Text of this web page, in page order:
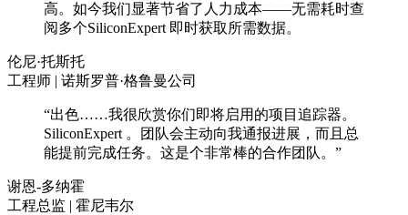
高。如今我们显著节省了人力成本——无需耗时查
阅多个SiliconExpert 即时获取所需数据。
伦尼·托斯托
工程师 | 诺斯罗普·格鲁曼公司
“出色……我很欣赏你们即将启用的项目追踪器。
SiliconExpert 。团队会主动向我通报进展，而且总
能提前完成任务。这是个非常棒的合作团队。”
谢恩-多纳霍
工程总监 | 霍尼韦尔